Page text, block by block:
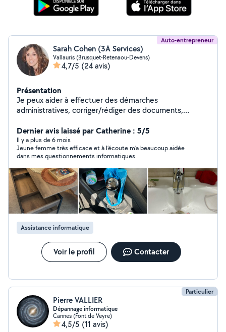
Auto-entrepreneur
Sarah Cohen (3A Services)
Vallauris (Brusquet-Retenaou-Devens)
4,7/5 (24 avis)
Présentation
Je peux aider à effectuer des démarches
administratives, corriger/rédiger des documents,
travaux de bricolage, monter ou participer au montage
d'un meuble et également garder des animaux.
Également soulager la partie administrative d'un artisan
(factures/devis). Attention si votre ville se trouve en
dehors de mon périmètre je ne peux pas répondre à
votre demande (blocage allo voisins)
Dernier avis laissé par Catherine : 5/5
Il y a plus de 6 mois
Jeune femme très efficace et à l’écoute m’a beaucoup aidée
dans mes questionnements informatiques
Assistance informatique
Voir le profil Contacter
Particulier
Pierre VALLIER
Dépannage informatique
Cannes (Font de Veyre)
4,5/5 (11 avis)